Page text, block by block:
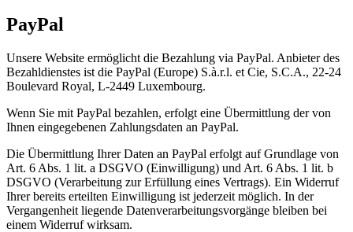
PayPal
Unsere Website ermöglicht die Bezahlung via PayPal. Anbieter des
Bezahldienstes ist die PayPal (Europe) S.à.r.l. et Cie, S.C.A., 22-24
Boulevard Royal, L-2449 Luxembourg.
Wenn Sie mit PayPal bezahlen, erfolgt eine Übermittlung der von
Ihnen eingegebenen Zahlungsdaten an PayPal.
Die Übermittlung Ihrer Daten an PayPal erfolgt auf Grundlage von
Art. 6 Abs. 1 lit. a DSGVO (Einwilligung) und Art. 6 Abs. 1 lit. b
DSGVO (Verarbeitung zur Erfüllung eines Vertrags). Ein Widerruf
Ihrer bereits erteilten Einwilligung ist jederzeit möglich. In der
Vergangenheit liegende Datenverarbeitungsvorgänge bleiben bei
einem Widerruf wirksam.